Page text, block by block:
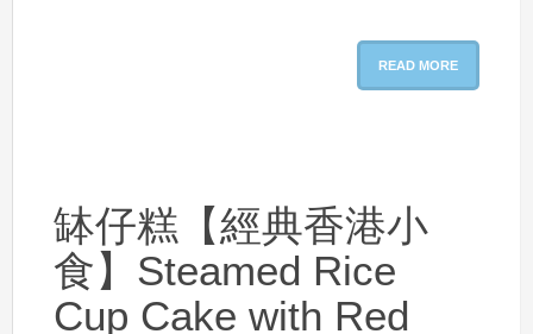
READ MORE
缽仔糕【經典香港小
食】Steamed Rice
Cup Cake with Red